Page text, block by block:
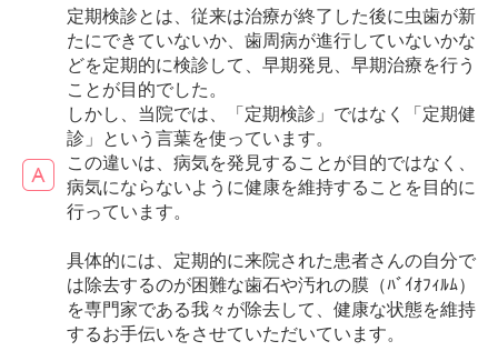
定期検診とは、従来は治療が終了した後に虫歯が新
たにできていないか、歯周病が進行していないかな
どを定期的に検診して、早期発見、早期治療を行う
ことが目的でした。
しかし、当院では、「定期検診」ではなく「定期健
診」という言葉を使っています。
この違いは、病気を発見することが目的ではなく、
病気にならないように健康を維持することを目的に
行っています。
具体的には、定期的に来院された患者さんの自分で
は除去するのが困難な歯石や汚れの膜（ﾊﾞｲｵﾌｨﾙﾑ）
を専門家である我々が除去して、健康な状態を維持
するお手伝いをさせていただいています。